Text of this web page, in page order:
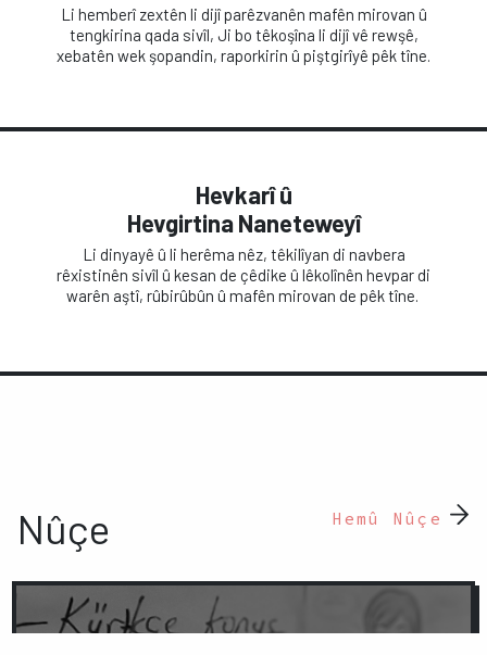
Li hemberî zextên li dijî parêzvanên mafên mirovan û
tengkirina qada sivîl, Ji bo têkoşîna li dijî vê rewşê,
xebatên wek şopandin, raporkirin û piştgirîyê pêk tîne.
Hevkarî û
Hevgirtina Naneteweyî
Li dinyayê û li herêma nêz, têkilîyan di navbera
rêxistinên sivîl û kesan de çêdike û lêkolînên hevpar di
warên aştî, rûbirûbûn û mafên mirovan de pêk tîne.
Nûçe Hemû Nûçe